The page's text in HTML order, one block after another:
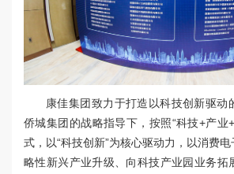
康佳集团致力于打造以科技创新驱动
侨城集团的战略指导下，按照“科技+产业
式，以“科技创新”为核心驱动力，以消费
略性新兴产业升级、向科技产业园业务拓